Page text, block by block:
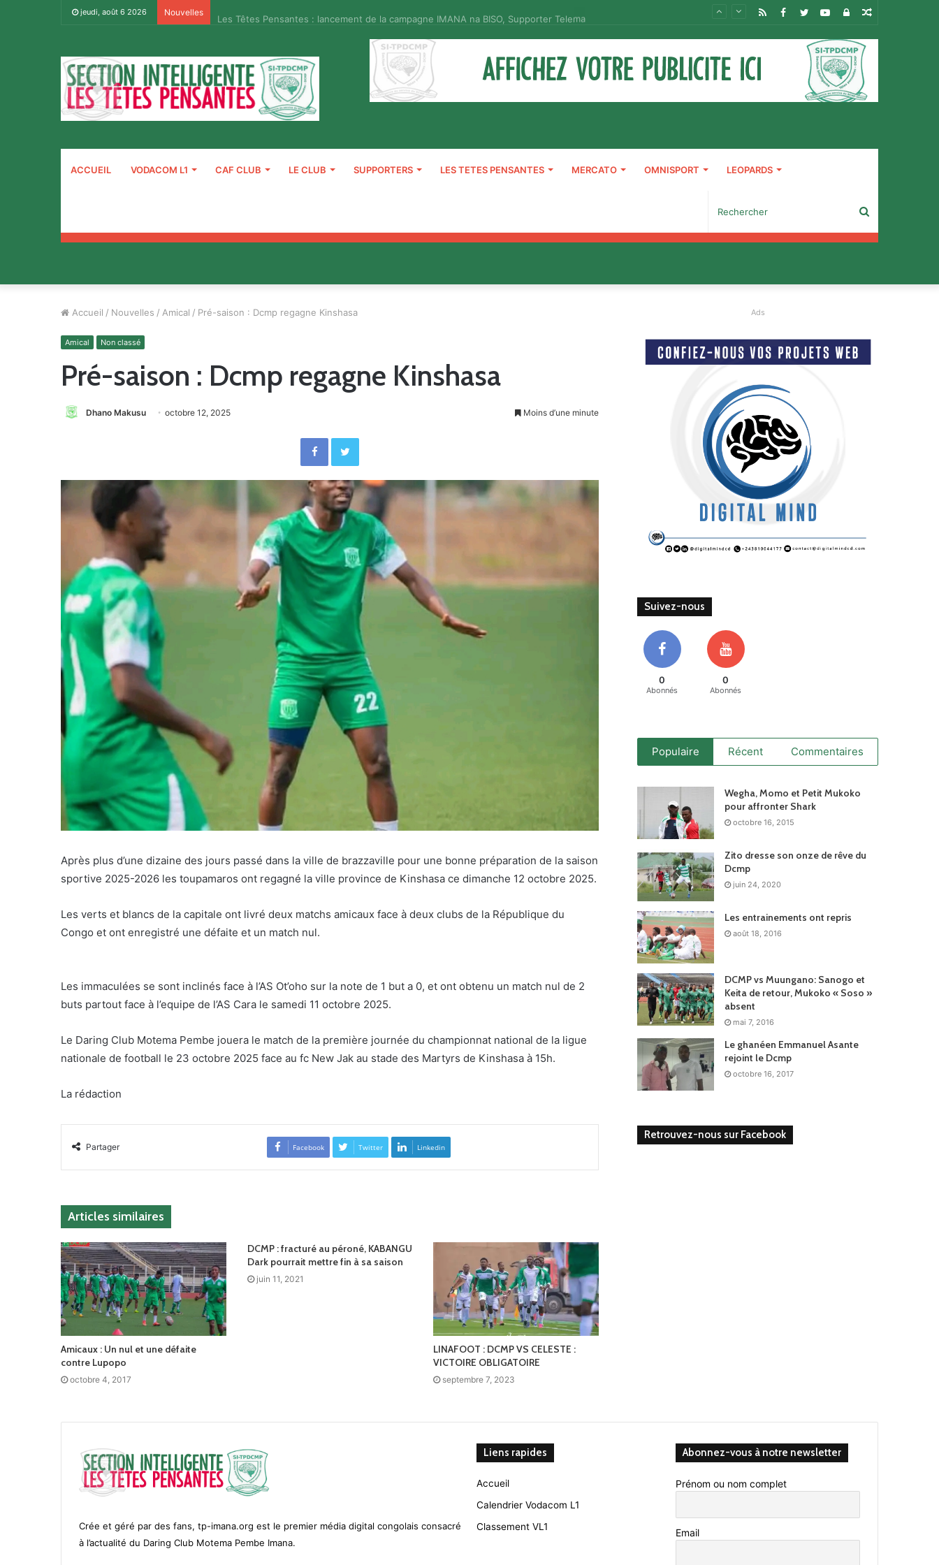
jeudi, août 6 2026 Nouvelles Article
Connexion
YouTube
Twitter
Facebook
RSS
ACCUEIL VODACOM L1 CAF CLUB LE CLUB SUPPORTERS LES TETES PENSANTES MERCATO OMNISPORT LEOPARDS
Accueil / Nouvelles / Amical / Pré-saison : Dcmp regagne Kinshasa
Amical Non classé
Pré-saison : Dcmp regagne Kinshasa
Dhano Makusu octobre 12, 2025 Moins d’une minute
FacebookTwitter
Après plus d’une dizaine des jours passé dans la ville de brazzaville pour une bonne préparation de la saison
sportive 2025-2026 les toupamaros ont regagné la ville province de Kinshasa ce dimanche 12 octobre 2025.
Les verts et blancs de la capitale ont livré deux matchs amicaux face à deux clubs de la République du
Congo et ont enregistré une défaite et un match nul.
Les immaculées se sont inclinés face à l’AS Ot’oho sur la note de 1 but a 0, et ont obtenu un match nul de 2
buts partout face à l’equipe de l’AS Cara le samedi 11 octobre 2025.
Le Daring Club Motema Pembe jouera le match de la première journée du championnat national de la ligue
nationale de football le 23 octobre 2025 face au fc New Jak au stade des Martyrs de Kinshasa à 15h.
La rédaction
Partager Facebook Twitter Linkedin
Articles similaires
Amicaux : Un nul et une défaite
contre Lupopo
octobre 4, 2017
DCMP : fracturé au péroné, KABANGU
Dark pourrait mettre fin à sa saison
juin 11, 2021
LINAFOOT : DCMP VS CELESTE :
VICTOIRE OBLIGATOIRE
septembre 7, 2023
Ads
Suivez-nous
0
Abonnés
0
Abonnés
Populaire Récent Commentaires
Wegha, Momo et Petit Mukoko
pour affronter Shark
octobre 16, 2015
Zito dresse son onze de rêve du
Dcmp
juin 24, 2020
Les entrainements ont repris
août 18, 2016
DCMP vs Muungano: Sanogo et
Keita de retour, Mukoko « Soso »
absent
mai 7, 2016
Le ghanéen Emmanuel Asante
rejoint le Dcmp
octobre 16, 2017
Retrouvez-nous sur Facebook
Crée et géré par des fans, tp-imana.org est le premier média digital congolais consacré
à l’actualité du Daring Club Motema Pembe Imana.
Liens rapides
Accueil
Calendrier Vodacom L1
Classement VL1
Abonnez-vous à notre newsletter
Prénom ou nom complet
Email